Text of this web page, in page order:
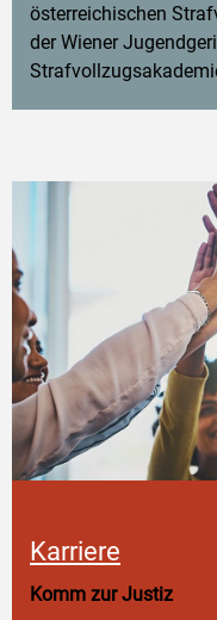
österreichischen
der Wiener
Karriere
Komm zur Justiz